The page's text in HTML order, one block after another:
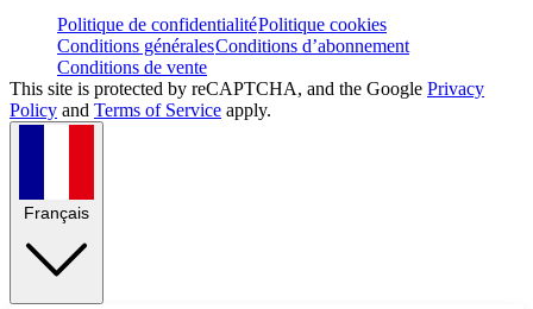
Politique de confidentialitéPolitique cookies
Conditions généralesConditions d’abonnement
Conditions de vente
This site is protected by reCAPTCHA, and the Google Privacy
Policy and Terms of Service apply.
Français